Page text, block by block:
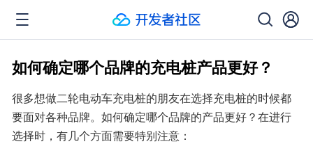
如何确定哪个品牌的充电桩产品更好？
很多想做二轮电动车充电桩的朋友在选择充电桩的时候都
要面对各种品牌。如何确定哪个品牌的产品更好？在进行
选择时，有几个方面需要特别注意：